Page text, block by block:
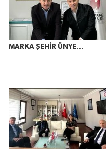
MARKA ŞEHİR ÜNYE…